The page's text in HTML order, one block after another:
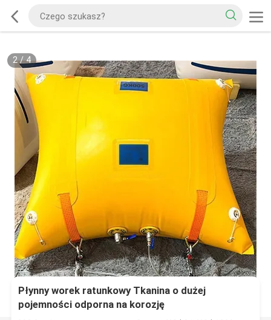
2/4
Płynny worek ratunkowy Tkanina o dużej
pojemności odporna na korozję